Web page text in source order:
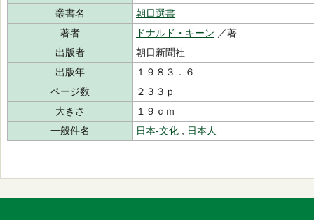
叢書名
朝日選書
著者
ドナルド・キーン ／著
出版者
朝日新聞社
出版年
１９８３．６
ページ数
２３３ｐ
大きさ
１９ｃｍ
一般件名
日本‐文化 日本人